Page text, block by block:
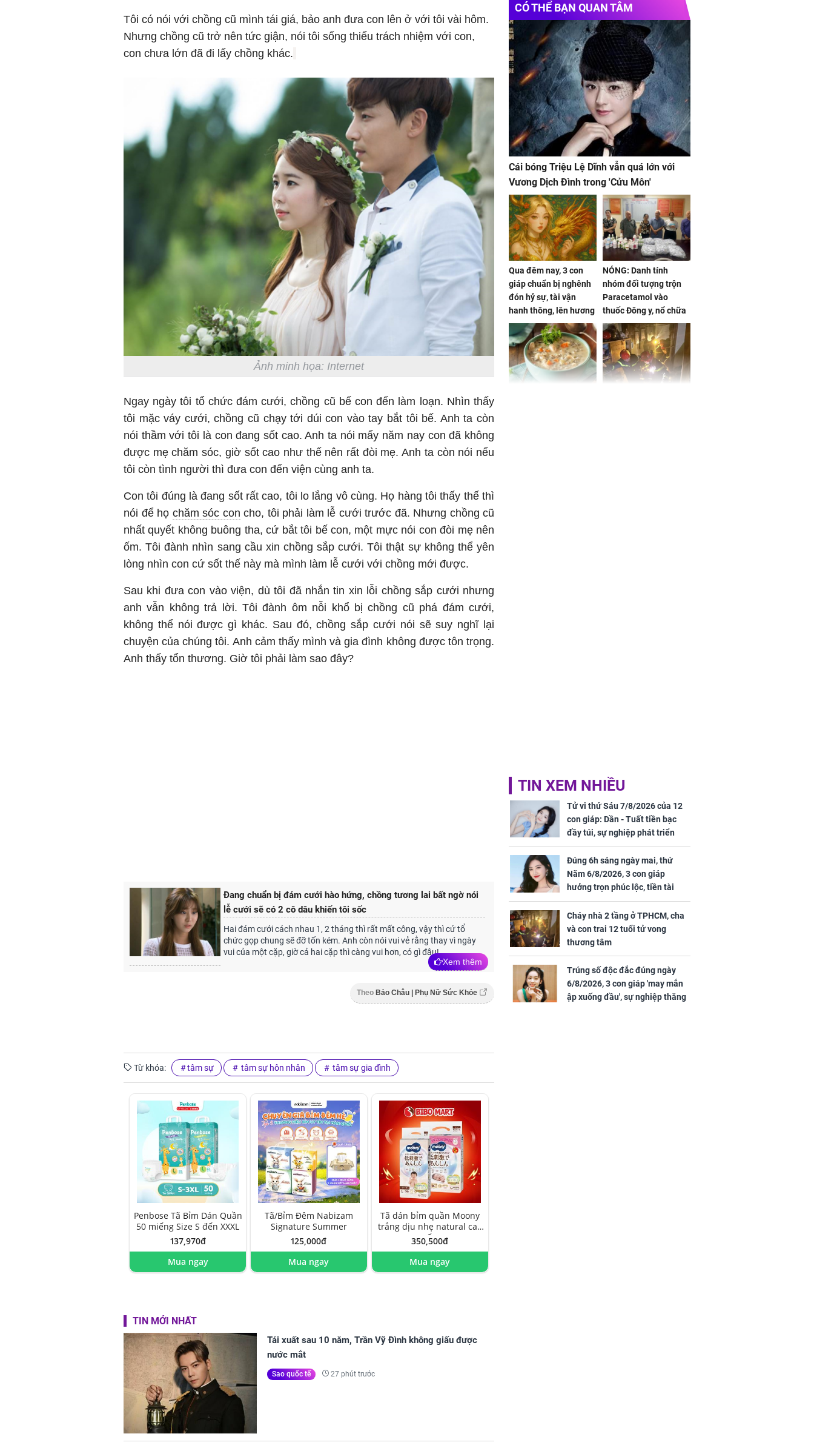
Tôi có nói với chồng cũ mình tái giá, bảo anh đưa con lên ở với tôi vài hôm.
Nhưng chồng cũ trở nên tức giận, nói tôi sống thiếu trách nhiệm với con,
con chưa lớn đã đi lấy chồng khác.
Ảnh minh họa: Internet
Ngay ngày tôi tổ chức đám cưới, chồng cũ bế con đến làm loạn. Nhìn thấy
tôi mặc váy cưới, chồng cũ chạy tới dúi con vào tay bắt tôi bế. Anh ta còn
nói thầm với tôi là con đang sốt cao. Anh ta nói mấy năm nay con đã không
được mẹ chăm sóc, giờ sốt cao như thế nên rất đòi mẹ. Anh ta còn nói nếu
tôi còn tình người thì đưa con đến viện cùng anh ta.
Con tôi đúng là đang sốt rất cao, tôi lo lắng vô cùng. Họ hàng tôi thấy thế thì
nói để họ chăm sóc con cho, tôi phải làm lễ cưới trước đã. Nhưng chồng cũ
nhất quyết không buông tha, cứ bắt tôi bế con, một mực nói con đòi mẹ nên
ốm. Tôi đành nhìn sang cầu xin chồng sắp cưới. Tôi thật sự không thể yên
lòng nhìn con cứ sốt thế này mà mình làm lễ cưới với chồng mới được.
Sau khi đưa con vào viện, dù tôi đã nhắn tin xin lỗi chồng sắp cưới nhưng
anh vẫn không trả lời. Tôi đành ôm nỗi khổ bị chồng cũ phá đám cưới,
không thể nói được gì khác. Sau đó, chồng sắp cưới nói sẽ suy nghĩ lại
chuyện của chúng tôi. Anh cảm thấy mình và gia đình không được tôn trọng.
Anh thấy tổn thương. Giờ tôi phải làm sao đây?
Đang chuẩn bị đám cưới hào hứng, chồng tương lai bất ngờ nói
lễ cưới sẽ có 2 cô dâu khiến tôi sốc
Hai đám cưới cách nhau 1, 2 tháng thì rất mất công, vậy thì cứ tổ
chức gọp chung sẽ đỡ tốn kém. Anh còn nói vui vẻ rằng thay vì ngày
vui của một cặp, giờ cả hai cặp thì càng vui hơn, có gì đâu!
Xem thêm
Theo Bảo Châu | Phụ Nữ Sức Khỏe
Từ khóa: tâm sự tâm sự hôn nhân tâm sự gia đình
Penbose Tã Bỉm Dán Quần
50 miếng Size S đến XXXL
137,970đ
Mua ngay
Tã/Bỉm Đêm Nabizam
Signature Summer
125,000đ
Mua ngay
Tã dán bỉm quần Moony
trắng dịu nhẹ natural cao
cấp
350,500đ
Mua ngay
TIN MỚI NHẤT
Tái xuất sau 10 năm, Trần Vỹ Đình không giấu được
nước mắt
Sao quốc tế 27 phút trước
CÓ THỂ BẠN QUAN TÂM
Cái bóng Triệu Lệ Dĩnh vẫn quá lớn với
Vương Dịch Đình trong 'Cửu Môn'
Qua đêm nay, 3 con
giáp chuẩn bị nghênh
đón hỷ sự, tài vận
hanh thông, lên hương
hóa Rồng hóa Phượng,
gom hết may mắn về
nhà
NÓNG: Danh tính
nhóm đối tượng trộn
Paracetamol vào
thuốc Đông y, nổ chữa
bách bệnh
TIN XEM NHIỀU
Tử vi thứ Sáu 7/8/2026 của 12
con giáp: Dần - Tuất tiền bạc
đầy túi, sự nghiệp phát triển
hưng thịnh, Mão - Thân tài lộc
ảm đạm, mọi sự khó thành công
mỹ mãn
Đúng 6h sáng ngày mai, thứ
Năm 6/8/2026, 3 con giáp
hưởng trọn phúc lộc, tiền tài
tăng vọt, công danh sự nghiệp
thăng hạng không ngừng
Cháy nhà 2 tầng ở TPHCM, cha
và con trai 12 tuổi tử vong
thương tâm
Trúng số độc đắc đúng ngày
6/8/2026, 3 con giáp 'may mắn
ập xuống đầu', sự nghiệp thăng